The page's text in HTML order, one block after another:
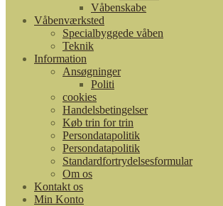
Våbenskabe
Våbenværksted
Specialbyggede våben
Teknik
Information
Ansøgninger
Politi
cookies
Handelsbetingelser
Køb trin for trin
Persondatapolitik
Persondatapolitik
Standardfortrydelsesformular
Om os
Kontakt os
Min Konto